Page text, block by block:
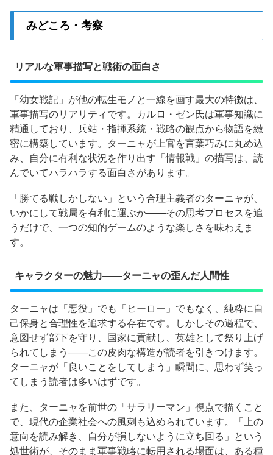
みどころ・考察
リアルな軍事描写と戦術の面白さ
「幼女戦記」が他の転生モノと一線を画す最大の特徴は、
軍事描写のリアリティです。カルロ・ゼン氏は軍事知識に
精通しており、兵站・指揮系統・戦略の観点から物語を緻
密に構築しています。ターニャが上官を言葉巧みに丸め込
み、自分に有利な状況を作り出す「情報戦」の描写は、読
んでいてハラハラする面白さがあります。
「勝てる戦しかしない」という合理主義者のターニャが、
いかにして戦局を有利に運ぶか——その思考プロセスを追
うだけで、一つの知的ゲームのような楽しさを味わえま
す。
キャラクターの魅力——ターニャの歪んだ人間性
ターニャは「悪役」でも「ヒーロー」でもなく、純粋に自
己保身と合理性を追求する存在です。しかしその過程で、
意図せず部下を守り、国家に貢献し、英雄として祭り上げ
られてしまう——この皮肉な構造が読者を引きつけます。
ターニャが「良いことをしてしまう」瞬間に、思わず笑っ
てしまう読者は多いはずです。
また、ターニャを前世の「サラリーマン」視点で描くこと
で、現代の企業社会への風刺も込められています。「上の
意向を読み解き、自分が損しないように立ち回る」という
処世術が、そのまま軍事戦略に転用される場面は、ある種